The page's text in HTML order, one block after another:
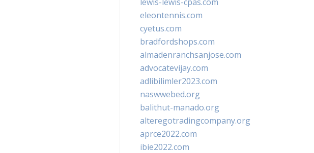
eleontennis.com
cyetus.com
bradfordshops.com
almadenranchsanjose.com
advocatevijay.com
adlibilimler2023.com
naswwebed.org
balithut-manado.org
alteregotradingcompany.org
aprce2022.com
ibie2022.com